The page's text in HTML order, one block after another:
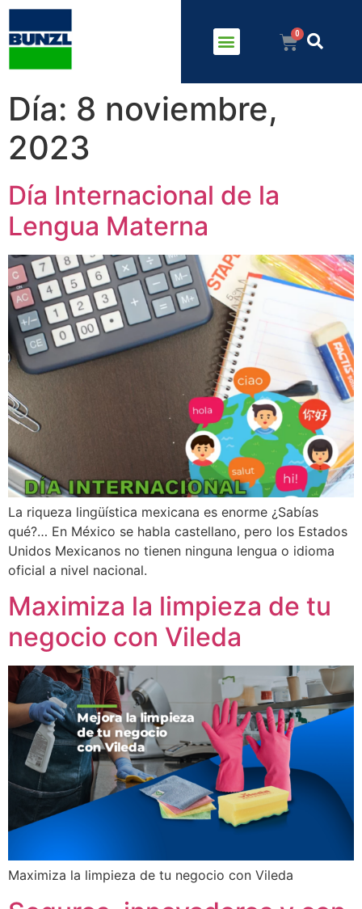
Día: 8 noviembre,
2023
Día Internacional de la
Lengua Materna
La riqueza lingüística mexicana es enorme ¿Sabías
qué?… En México se habla castellano, pero los Estados
Unidos Mexicanos no tienen ninguna lengua o idioma
oficial a nivel nacional.
Maximiza la limpieza de tu
negocio con Vileda
Maximiza la limpieza de tu negocio con Vileda